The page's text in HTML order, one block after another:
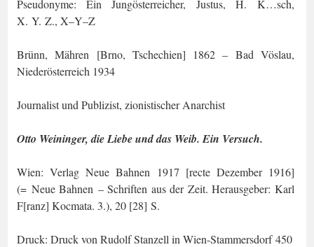
Pseudonyme: Ein Jungösterreicher, Justus, H. K…sch,
X. Y. Z., X–Y–Z
Brünn, Mähren [Brno, Tschechien] 1862 – Bad Vöslau,
Niederösterreich 1934
Journalist und Publizist, zionistischer Anarchist
Otto Weininger, die Liebe und das Weib. Ein Versuch.
Wien: Verlag Neue Bahnen 1917 [recte Dezember 1916]
(= Neue Bahnen – Schriften aus der Zeit. Herausgeber: Karl
F[ranz] Kocmata. 3.), 20 [28] S.
Druck: Druck von Rudolf Stanzell in Wien-Stammersdorf 450